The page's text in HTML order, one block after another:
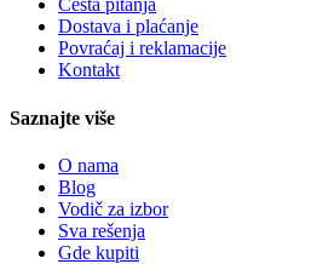
Česta pitanja
Dostava i plaćanje
Povraćaj i reklamacije
Kontakt
Saznajte više
O nama
Blog
Vodič za izbor
Sva rešenja
Gde kupiti